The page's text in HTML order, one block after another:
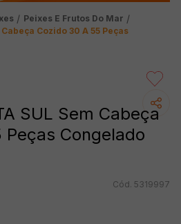
Peixes E Frutos Do Mar
Cozido 30 A 55 Peças
SUL Sem Cabeça
Congelado
5319997